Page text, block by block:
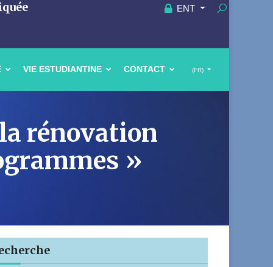
ENT
(FR)
VIE ESTUDIANTINE CONTACT
rénovation
»